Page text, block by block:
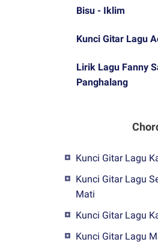
Bisu - Iklim
Kunci Gitar Lagu
Lirik Lagu Fanny
Panghalang
Kunci Gitar Lagu
Kunci Gitar Lagu
Mati
Kunci Gitar Lagu
Kunci Gitar Lagu